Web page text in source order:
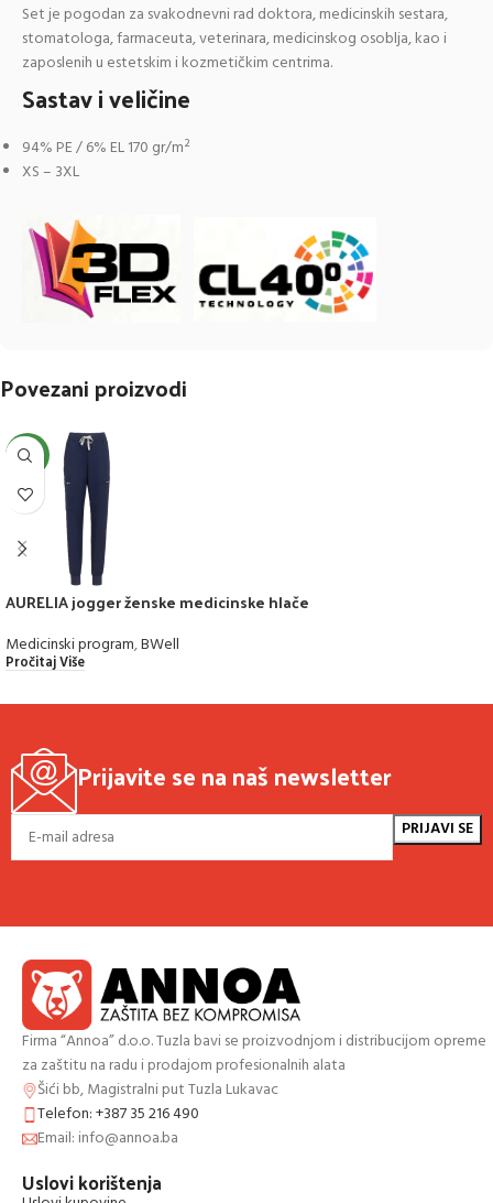
Set je pogodan za svakodnevni rad doktora, medicinskih sestara,
stomatologa, farmaceuta, veterinara, medicinskog osoblja, kao i
zaposlenih u estetskim i kozmetičkim centrima.
Sastav i veličine
94% PE / 6% EL 170 gr/m²
XS – 3XL
Povezani proizvodi
NEW
AURELIA jogger ženske medicinske hlače
Medicinski program,BWell
Pročitaj Više
Prijavite se na naš newsletter
Firma “Annoa” d.o.o. Tuzla bavi se proizvodnjom i distribucijom opreme
za zaštitu na radu i prodajom profesionalnih alata
Šići bb, Magistralni put Tuzla Lukavac
Telefon: +387 35 216 490
Email: info@annoa.ba
Uslovi korištenja